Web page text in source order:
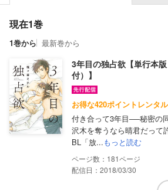
現在1巻
1巻から 最新巻から
3年目の独占欲【単行本
付）】
お得な420ポイントレンタル
付き合って3年目──秘密の
沢木を奪うなら晴君だって
BL「放...もっと読む
181
配信日：2018/03/30